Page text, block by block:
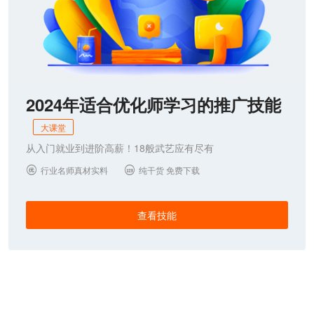
2024年适合优化师学习的推广技能
大课堂
从入门就业到进阶高薪！18般武艺应有尽有
 行业名师真材实料  纯干货 免费下载
查看技能